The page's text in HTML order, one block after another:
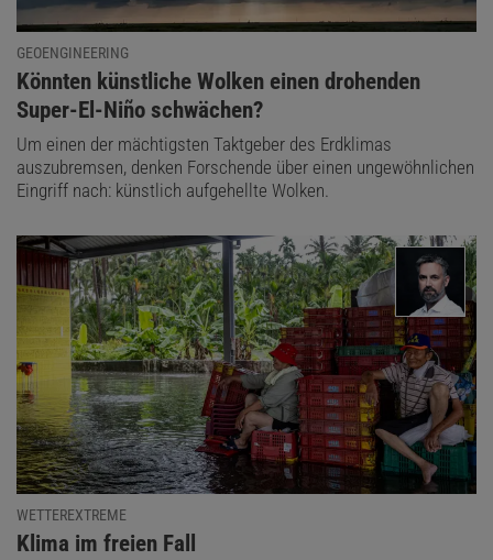
GEOENGINEERING
:
Könnten künstliche Wolken einen drohenden
Super-El-Niño schwächen?
Um einen der mächtigsten Taktgeber des Erdklimas
auszubremsen, denken Forschende über einen ungewöhnlichen
Eingriff nach: künstlich aufgehellte Wolken.
WETTEREXTREME
:
Klima im freien Fall